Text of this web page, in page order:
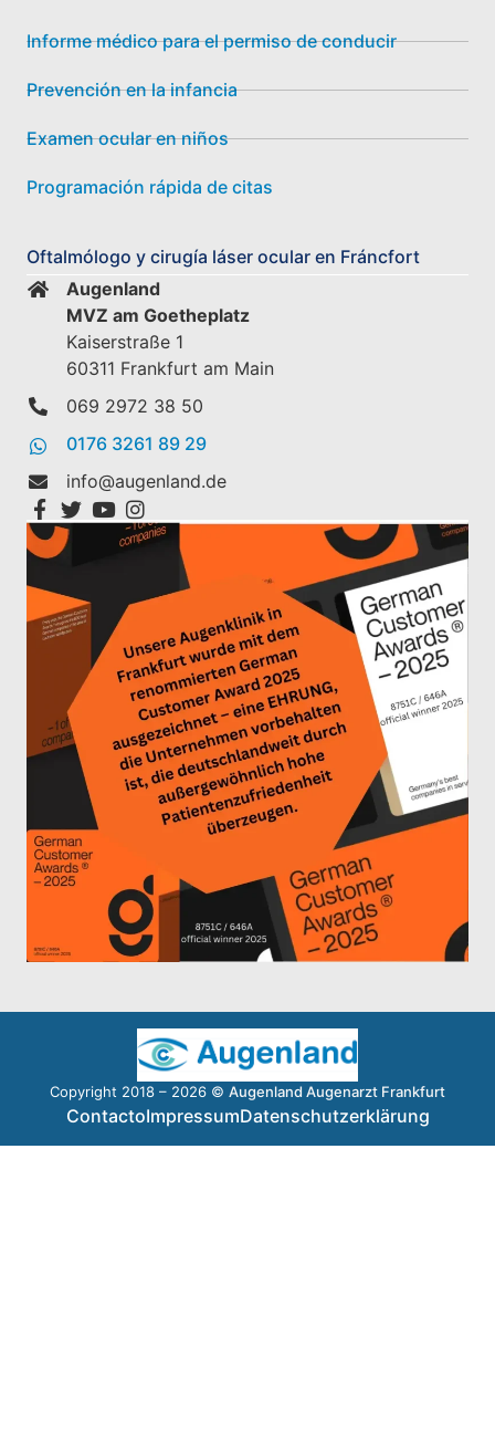
Informe médico para el permiso de conducir
Prevención en la infancia
Examen ocular en niños
Programación rápida de citas
Oftalmólogo y cirugía láser ocular en Fráncfort
Augenland
MVZ am Goetheplatz
Kaiserstraße 1
60311 Frankfurt am Main
069 2972 38 50
0176 3261 89 29
info@augenland.de
Copyright 2018 – 2026 © Augenland Augenarzt Frankfurt
ContactoImpressumDatenschutzerklärung